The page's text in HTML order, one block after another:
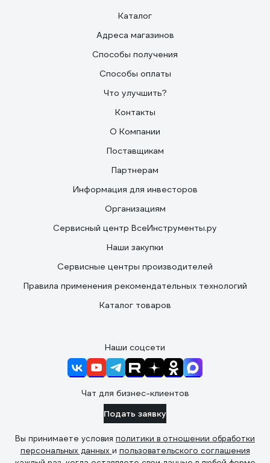
Каталог
Адреса магазинов
Способы получения
Способы оплаты
Что улучшить?
Контакты
О Компании
Поставщикам
Партнерам
Информация для инвесторов
Организациям
Сервисный центр ВсеИнструменты.ру
Наши закупки
Сервисные центры производителей
Правила применения рекомендательных технологий
Каталог товаров
Наши соцсети
Чат для бизнес-клиентов
Подать заявку
Вы принимаете условия политики в отношении обработки
персональных данных и пользовательского соглашения